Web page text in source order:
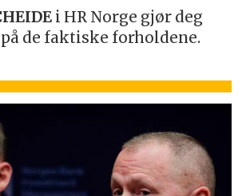
i HR Norge gjør deg
de faktiske forholdene.